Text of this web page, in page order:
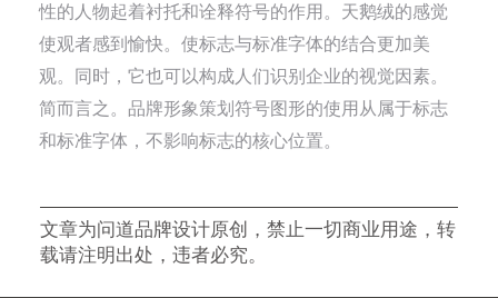
性的人物起着衬托和诠释符号的作用。天鹅绒的感觉
使观者感到愉快。使标志与标准字体的结合更加美
观。同时，它也可以构成人们识别企业的视觉因素。
简而言之。品牌形象策划符号图形的使用从属于标志
和标准字体，不影响标志的核心位置。
文章为问道品牌设计原创，禁止一切商业用途，转
载请注明出处，违者必究。